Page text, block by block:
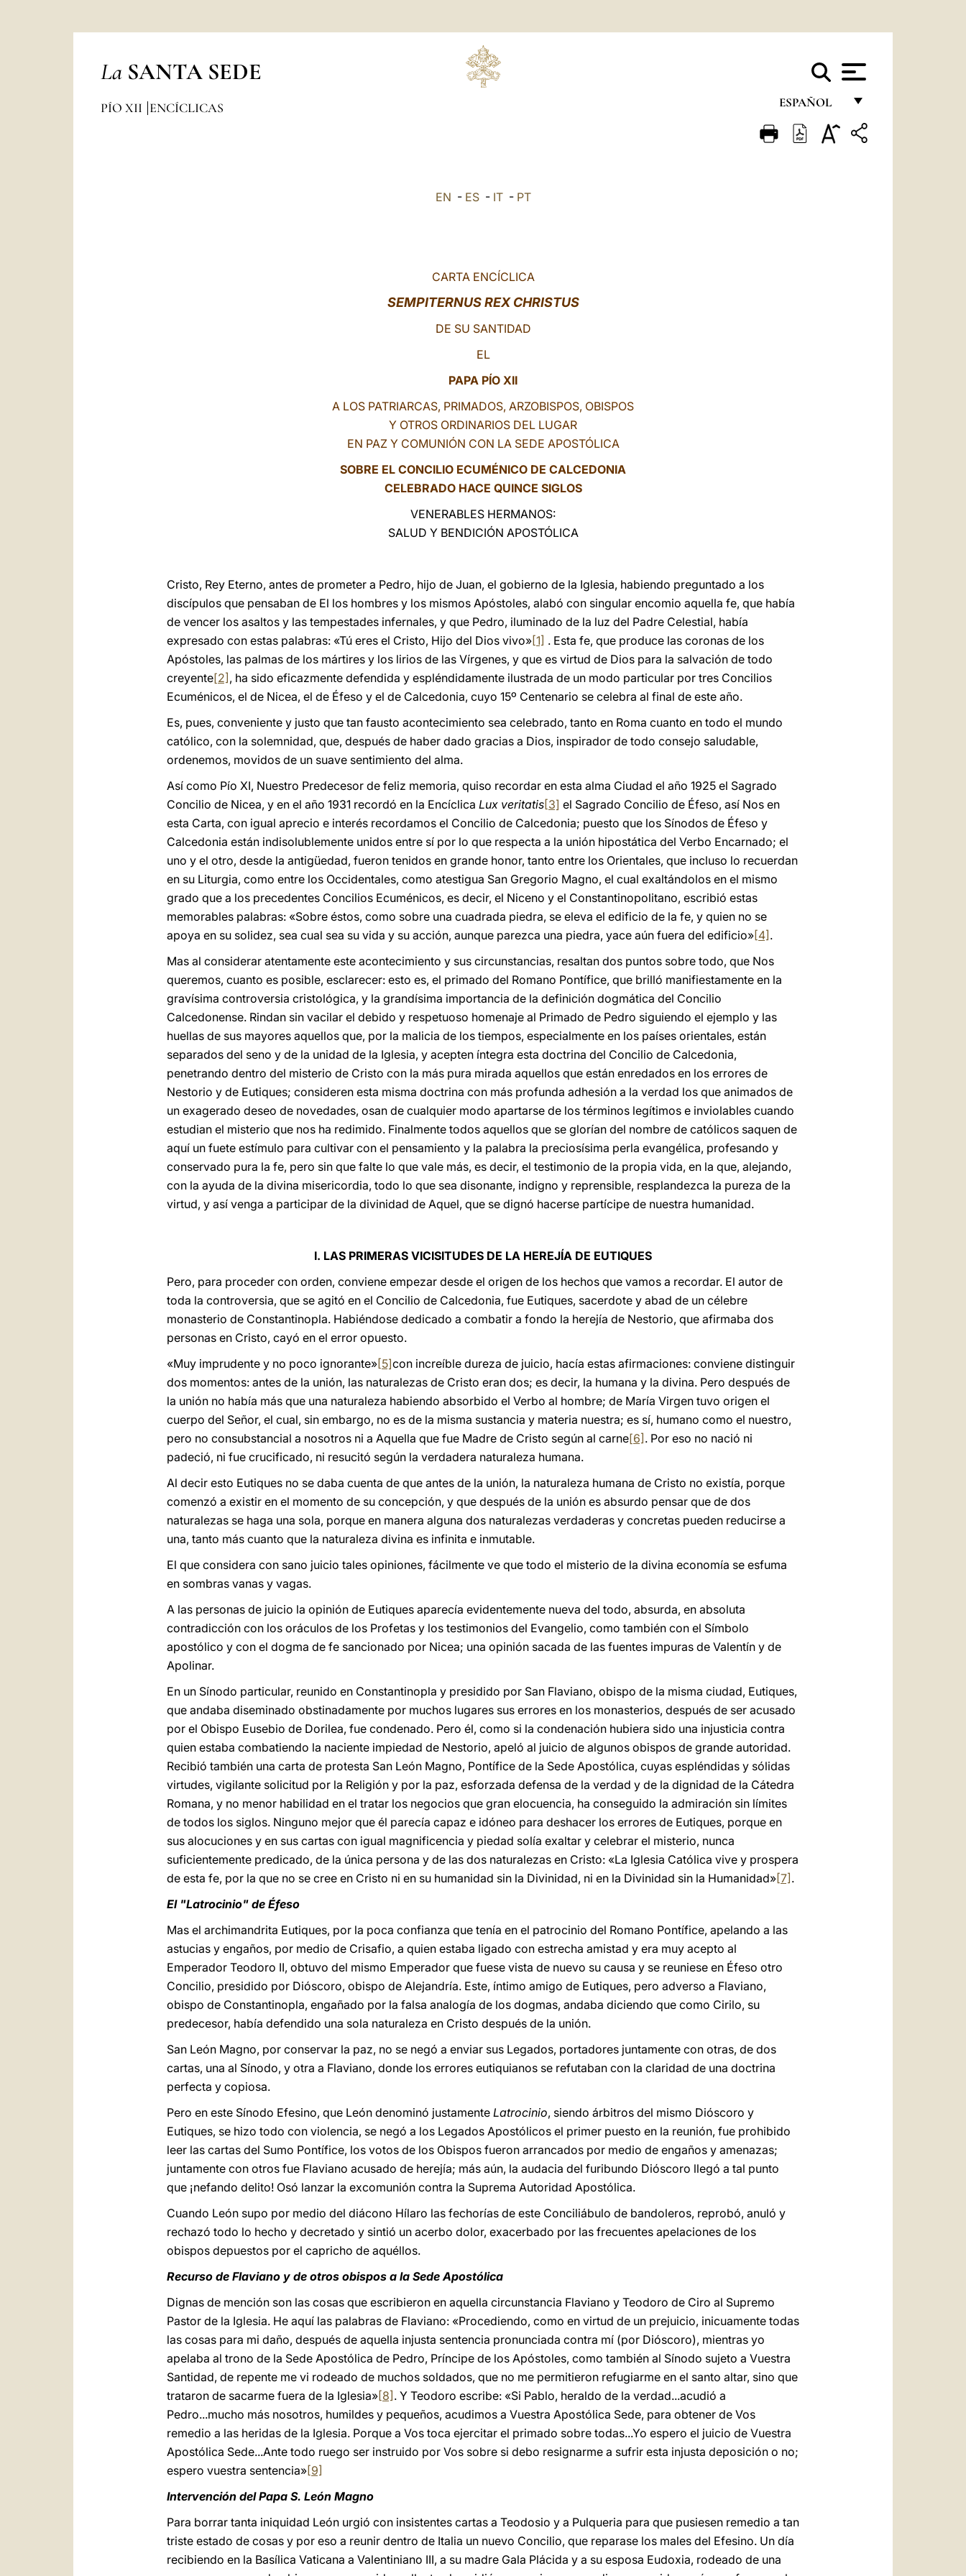
La SANTA SEDE
ESPAÑOL
FRANÇAIS
PÍO XII ENCÍCLICAS
EN - ES- IT- PT
CARTA ENCÍCLICA
SEMPITERNUS REX CHRISTUS
DE SU SANTIDAD
EL
PAPA PÍO XII
A LOS PATRIARCAS, PRIMADOS, ARZOBISPOS, OBISPOS
Y OTROS ORDINARIOS DEL LUGAR
EN PAZ Y COMUNIÓN CON LA SEDE APOSTÓLICA
SOBRE EL CONCILIO ECUMÉNICO DE CALCEDONIA
CELEBRADO HACE QUINCE SIGLOS
VENERABLES HERMANOS:
SALUD Y BENDICIÓN APOSTÓLICA
Cristo, Rey Eterno, antes de prometer a Pedro, hijo de Juan, el gobierno de la Iglesia, habiendo preguntado a los
discípulos que pensaban de El los hombres y los mismos Apóstoles, alabó con singular encomio aquella fe, que había
de vencer los asaltos y las tempestades infernales, y que Pedro, iluminado de la luz del Padre Celestial, había
expresado con estas palabras: «Tú eres el Cristo, Hijo del Dios vivo»[1] . Esta fe, que produce las coronas de los
Apóstoles, las palmas de los mártires y los lirios de las Vírgenes, y que es virtud de Dios para la salvación de todo
creyente[2] , ha sido eficazmente defendida y espléndidamente ilustrada de un modo particular por tres Concilios
Ecuménicos, el de Nicea, el de Éfeso y el de Calcedonia, cuyo 15º Centenario se celebra al final de este año.
Es, pues, conveniente y justo que tan fausto acontecimiento sea celebrado, tanto en Roma cuanto en todo el mundo
católico, con la solemnidad, que, después de haber dado gracias a Dios, inspirador de todo consejo saludable,
ordenemos, movidos de un suave sentimiento del alma.
Así como Pío XI, Nuestro Predecesor de feliz memoria, quiso recordar en esta alma Ciudad el año 1925 el Sagrado
Concilio de Nicea, y en el año 1931 recordó en la Encíclica Lux veritatis[3] el Sagrado Concilio de Éfeso, así Nos en
esta Carta, con igual aprecio e interés recordamos el Concilio de Calcedonia; puesto que los Sínodos de Éfeso y
Calcedonia están indisolublemente unidos entre sí por lo que respecta a la unión hipostática del Verbo Encarnado; el
uno y el otro, desde la antigüedad, fueron tenidos en grande honor, tanto entre los Orientales, que incluso lo recuerdan
en su Liturgia, como entre los Occidentales, como atestigua San Gregorio Magno, el cual exaltándolos en el mismo
grado que a los precedentes Concilios Ecuménicos, es decir, el Niceno y el Constantinopolitano, escribió estas
memorables palabras: «Sobre éstos, como sobre una cuadrada piedra, se eleva el edificio de la fe, y quien no se
apoya en su solidez, sea cual sea su vida y su acción, aunque parezca una piedra, yace aún fuera del edificio»[4] .
Mas al considerar atentamente este acontecimiento y sus circunstancias, resaltan dos puntos sobre todo, que Nos
queremos, cuanto es posible, esclarecer: esto es, el primado del Romano Pontífice, que brilló manifiestamente en la
gravísima controversia cristológica, y la grandísima importancia de la definición dogmática del Concilio
Calcedonense. Rindan sin vacilar el debido y respetuoso homenaje al Primado de Pedro siguiendo el ejemplo y las
huellas de sus mayores aquellos que, por la malicia de los tiempos, especialmente en los países orientales, están
separados del seno y de la unidad de la Iglesia, y acepten íntegra esta doctrina del Concilio de Calcedonia,
penetrando dentro del misterio de Cristo con la más pura mirada aquellos que están enredados en los errores de
Nestorio y de Eutiques; consideren esta misma doctrina con más profunda adhesión a la verdad los que animados de
un exagerado deseo de novedades, osan de cualquier modo apartarse de los términos legítimos e inviolables cuando
estudian el misterio que nos ha redimido. Finalmente todos aquellos que se glorían del nombre de católicos saquen de
aquí un fuete estímulo para cultivar con el pensamiento y la palabra la preciosísima perla evangélica, profesando y
conservado pura la fe, pero sin que falte lo que vale más, es decir, el testimonio de la propia vida, en la que, alejando,
con la ayuda de la divina misericordia, todo lo que sea disonante, indigno y reprensible, resplandezca la pureza de la
virtud, y así venga a participar de la divinidad de Aquel, que se dignó hacerse partícipe de nuestra humanidad.
I. LAS PRIMERAS VICISITUDES DE LA HEREJÍA DE EUTIQUES
Pero, para proceder con orden, conviene empezar desde el origen de los hechos que vamos a recordar. El autor de
toda la controversia, que se agitó en el Concilio de Calcedonia, fue Eutiques, sacerdote y abad de un célebre
monasterio de Constantinopla. Habiéndose dedicado a combatir a fondo la herejía de Nestorio, que afirmaba dos
personas en Cristo, cayó en el error opuesto.
«Muy imprudente y no poco ignorante»[5]con increíble dureza de juicio, hacía estas afirmaciones: conviene distinguir
dos momentos: antes de la unión, las naturalezas de Cristo eran dos; es decir, la humana y la divina. Pero después de
la unión no había más que una naturaleza habiendo absorbido el Verbo al hombre; de María Virgen tuvo origen el
cuerpo del Señor, el cual, sin embargo, no es de la misma sustancia y materia nuestra; es sí, humano como el nuestro,
pero no consubstancial a nosotros ni a Aquella que fue Madre de Cristo según al carne[6] . Por eso no nació ni
padeció, ni fue crucificado, ni resucitó según la verdadera naturaleza humana.
Al decir esto Eutiques no se daba cuenta de que antes de la unión, la naturaleza humana de Cristo no existía, porque
comenzó a existir en el momento de su concepción, y que después de la unión es absurdo pensar que de dos
naturalezas se haga una sola, porque en manera alguna dos naturalezas verdaderas y concretas pueden reducirse a
una, tanto más cuanto que la naturaleza divina es infinita e inmutable.
El que considera con sano juicio tales opiniones, fácilmente ve que todo el misterio de la divina economía se esfuma
en sombras vanas y vagas.
A las personas de juicio la opinión de Eutiques aparecía evidentemente nueva del todo, absurda, en absoluta
contradicción con los oráculos de los Profetas y los testimonios del Evangelio, como también con el Símbolo
apostólico y con el dogma de fe sancionado por Nicea; una opinión sacada de las fuentes impuras de Valentín y de
Apolinar.
En un Sínodo particular, reunido en Constantinopla y presidido por San Flaviano, obispo de la misma ciudad, Eutiques,
que andaba diseminado obstinadamente por muchos lugares sus errores en los monasterios, después de ser acusado
por el Obispo Eusebio de Dorilea, fue condenado. Pero él, como si la condenación hubiera sido una injusticia contra
quien estaba combatiendo la naciente impiedad de Nestorio, apeló al juicio de algunos obispos de grande autoridad.
Recibió también una carta de protesta San León Magno, Pontífice de la Sede Apostólica, cuyas espléndidas y sólidas
virtudes, vigilante solicitud por la Religión y por la paz, esforzada defensa de la verdad y de la dignidad de la Cátedra
Romana, y no menor habilidad en el tratar los negocios que gran elocuencia, ha conseguido la admiración sin límites
de todos los siglos. Ninguno mejor que él parecía capaz e idóneo para deshacer los errores de Eutiques, porque en
sus alocuciones y en sus cartas con igual magnificencia y piedad solía exaltar y celebrar el misterio, nunca
suficientemente predicado, de la única persona y de las dos naturalezas en Cristo: «La Iglesia Católica vive y prospera
de esta fe, por la que no se cree en Cristo ni en su humanidad sin la Divinidad, ni en la Divinidad sin la Humanidad»[7] .
El "Latrocinio" de Éfeso
Mas el archimandrita Eutiques, por la poca confianza que tenía en el patrocinio del Romano Pontífice, apelando a las
astucias y engaños, por medio de Crisafio, a quien estaba ligado con estrecha amistad y era muy acepto al
Emperador Teodoro II, obtuvo del mismo Emperador que fuese vista de nuevo su causa y se reuniese en Éfeso otro
Concilio, presidido por Dióscoro, obispo de Alejandría. Este, íntimo amigo de Eutiques, pero adverso a Flaviano,
obispo de Constantinopla, engañado por la falsa analogía de los dogmas, andaba diciendo que como Cirilo, su
predecesor, había defendido una sola naturaleza en Cristo después de la unión.
San León Magno, por conservar la paz, no se negó a enviar sus Legados, portadores juntamente con otras, de dos
cartas, una al Sínodo, y otra a Flaviano, donde los errores eutiquianos se refutaban con la claridad de una doctrina
perfecta y copiosa.
Pero en este Sínodo Efesino, que León denominó justamente Latrocinio, siendo árbitros del mismo Dióscoro y
Eutiques, se hizo todo con violencia, se negó a los Legados Apostólicos el primer puesto en la reunión, fue prohibido
leer las cartas del Sumo Pontífice, los votos de los Obispos fueron arrancados por medio de engaños y amenazas;
juntamente con otros fue Flaviano acusado de herejía; más aún, la audacia del furibundo Dióscoro llegó a tal punto
que ¡nefando delito! Osó lanzar la excomunión contra la Suprema Autoridad Apostólica.
Cuando León supo por medio del diácono Hílaro las fechorías de este Conciliábulo de bandoleros, reprobó, anuló y
rechazó todo lo hecho y decretado y sintió un acerbo dolor, exacerbado por las frecuentes apelaciones de los
obispos depuestos por el capricho de aquéllos.
Recurso de Flaviano y de otros obispos a la Sede Apostólica
Dignas de mención son las cosas que escribieron en aquella circunstancia Flaviano y Teodoro de Ciro al Supremo
Pastor de la Iglesia. He aquí las palabras de Flaviano: «Procediendo, como en virtud de un prejuicio, inicuamente todas
las cosas para mi daño, después de aquella injusta sentencia pronunciada contra mí (por Dióscoro), mientras yo
apelaba al trono de la Sede Apostólica de Pedro, Príncipe de los Apóstoles, como también al Sínodo sujeto a Vuestra
Santidad, de repente me vi rodeado de muchos soldados, que no me permitieron refugiarme en el santo altar, sino que
trataron de sacarme fuera de la Iglesia»[8] . Y Teodoro escribe: «Si Pablo, heraldo de la verdad...acudió a
Pedro...mucho más nosotros, humildes y pequeños, acudimos a Vuestra Apostólica Sede, para obtener de Vos
remedio a las heridas de la Iglesia. Porque a Vos toca ejercitar el primado sobre todas...Yo espero el juicio de Vuestra
Apostólica Sede...Ante todo ruego ser instruido por Vos sobre si debo resignarme a sufrir esta injusta deposición o no;
espero vuestra sentencia»[9]
Intervención del Papa S. León Magno
Para borrar tanta iniquidad León urgió con insistentes cartas a Teodosio y a Pulqueria para que pusiesen remedio a tan
triste estado de cosas y por eso a reunir dentro de Italia un nuevo Concilio, que reparase los males del Efesino. Un día
recibiendo en la Basílica Vaticana a Valentiniano III, a su madre Gala Plácida y a su esposa Eudoxia, rodeado de una